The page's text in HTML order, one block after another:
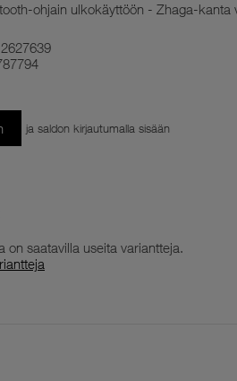
ohjain ulkokäyttöön - Zhaga-kanta
2627639
ja saldon kirjautumalla sisään
on saatavilla useita variantteja.